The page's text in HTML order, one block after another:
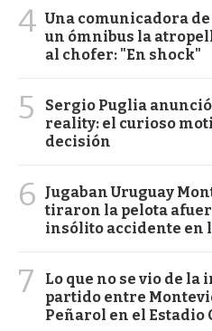
4 Una comunicadora
un ómnibus la
al chofer: "En shock"
5
Sergio Puglia
reality: el curioso
decisión
6
Jugaban Uruguay
tiraron la pelota
insólito accidente en
7
Lo que no se vio de
partido entre
Peñarol en el Estadio